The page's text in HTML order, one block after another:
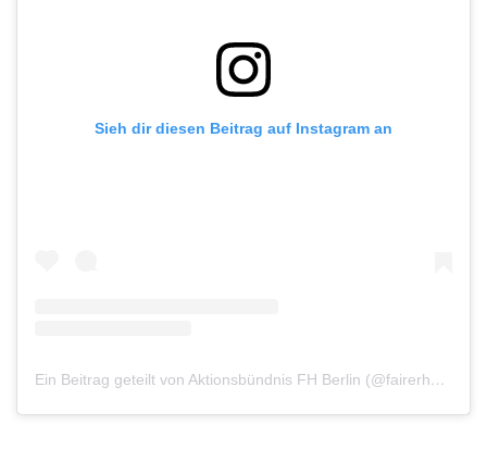
Sieh dir diesen Beitrag auf Instagram an
Ein Beitrag geteilt von Aktionsbündnis FH Berlin (@fairerhandelberlin)